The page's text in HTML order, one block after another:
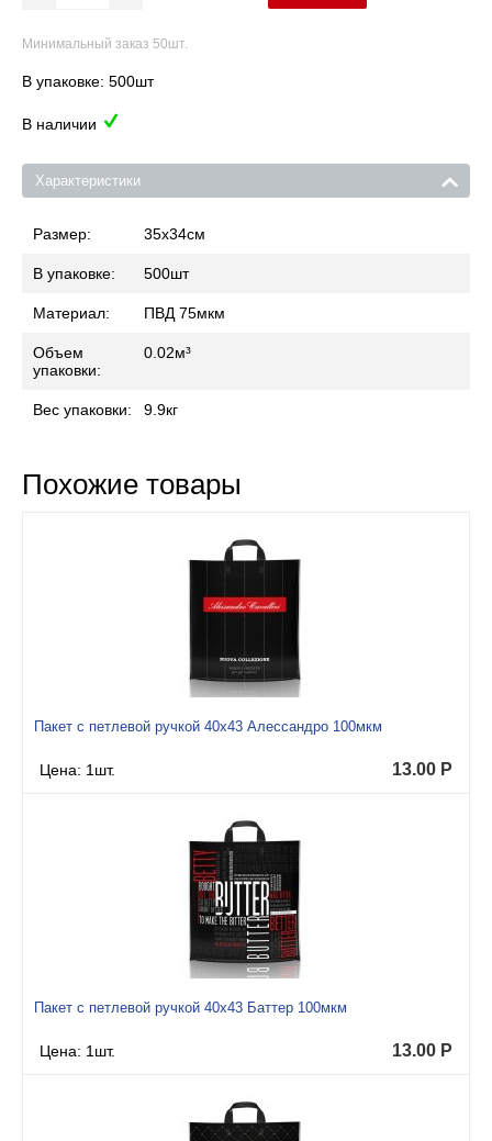
Минимальный заказ 50шт.
В упаковке: 500шт
В наличии
Характеристики
Размер: 35x34см
В упаковке: 500шт
Материал: ПВД 75мкм
Объем
упаковки:
0.02м³
Вес упаковки: 9.9кг
Похожие товары
Пакет с петлевой ручкой 40x43 Алессандро 100мкм
Цена: 1шт. 13.00 Р
Пакет с петлевой ручкой 40x43 Баттер 100мкм
Цена: 1шт. 13.00 Р